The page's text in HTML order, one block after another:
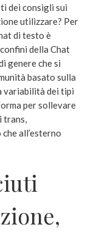
dei consigli sui
utilizzare? Per
di testo è
della Chat
genere che si
basato sulla
variabilità dei tipi
per sollevare
trans,
all’esterno